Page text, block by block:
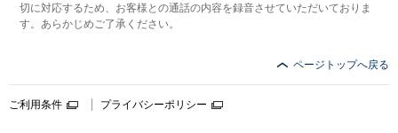
切に対応するため、お客様との通話の内容を録音させていただいておりま
す。あらかじめご了承ください。
ページトップへ戻る
ご利用条件 プライバシーポリシー